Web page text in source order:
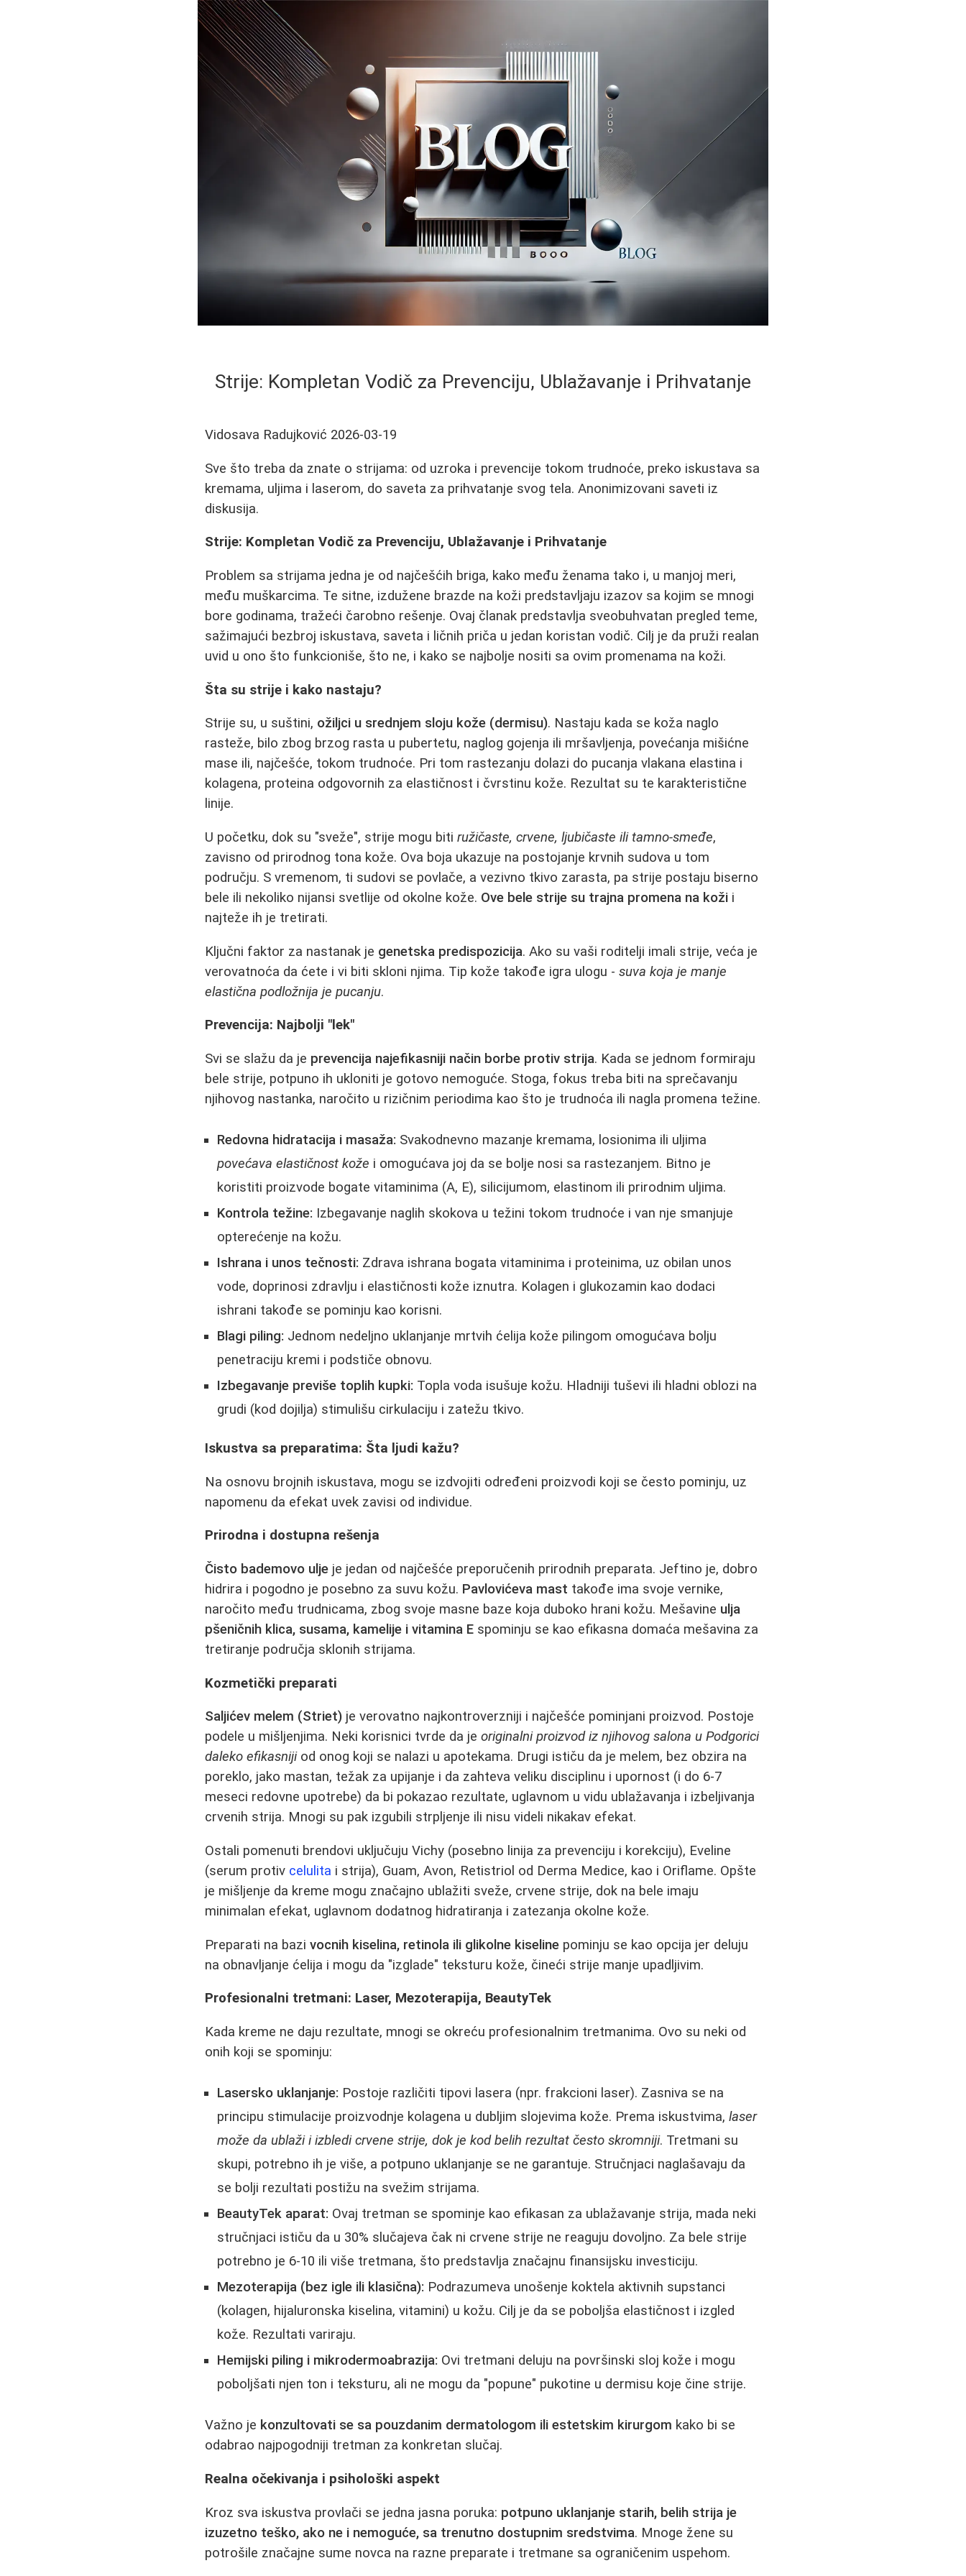
Strije: Kompletan Vodič za Prevenciju, Ublažavanje i Prihvatanje
Vidosava Radujković 2026-03-19
Sve što treba da znate o strijama: od uzroka i prevencije tokom trudnoće, preko iskustava sa
kremama, uljima i laserom, do saveta za prihvatanje svog tela. Anonimizovani saveti iz
diskusija.
Strije: Kompletan Vodič za Prevenciju, Ublažavanje i Prihvatanje
Problem sa strijama jedna je od najčešćih briga, kako među ženama tako i, u manjoj meri,
među muškarcima. Te sitne, izdužene brazde na koži predstavljaju izazov sa kojim se mnogi
bore godinama, tražeći čarobno rešenje. Ovaj članak predstavlja sveobuhvatan pregled teme,
sažimajući bezbroj iskustava, saveta i ličnih priča u jedan koristan vodič. Cilj je da pruži realan
uvid u ono što funkcioniše, što ne, i kako se najbolje nositi sa ovim promenama na koži.
Šta su strije i kako nastaju?
Strije su, u suštini, ožiljci u srednjem sloju kože (dermisu). Nastaju kada se koža naglo
rasteže, bilo zbog brzog rasta u pubertetu, naglog gojenja ili mršavljenja, povećanja mišićne
mase ili, najčešće, tokom trudnoće. Pri tom rastezanju dolazi do pucanja vlakana elastina i
kolagena, proteina odgovornih za elastičnost i čvrstinu kože. Rezultat su te karakteristične
linije.
U početku, dok su "sveže", strije mogu bitiružičaste, crvene, ljubičaste ili tamno-smeđe,
zavisno od prirodnog tona kože. Ova boja ukazuje na postojanje krvnih sudova u tom
području. S vremenom, ti sudovi se povlače, a vezivno tkivo zarasta, pa strije postaju biserno
bele ili nekoliko nijansi svetlije od okolne kože. Ove bele strije su trajna promena na koži i
najteže ih je tretirati.
Ključni faktor za nastanak je genetska predispozicija. Ako su vaši roditelji imali strije, veća je
verovatnoća da ćete i vi biti skloni njima. Tip kože takođe igra ulogu -suva koja je manje
elastična podložnija je pucanju.
Prevencija: Najbolji "lek"
Svi se slažu da je prevencija najefikasniji način borbe protiv strija. Kada se jednom formiraju
bele strije, potpuno ih ukloniti je gotovo nemoguće. Stoga, fokus treba biti na sprečavanju
njihovog nastanka, naročito u rizičnim periodima kao što je trudnoća ili nagla promena težine.
Redovna hidratacija i masaža: Svakodnevno mazanje kremama, losionima ili uljima
povećava elastičnost kože i omogućava joj da se bolje nosi sa rastezanjem. Bitno je
koristiti proizvode bogate vitaminima (A, E), silicijumom, elastinom ili prirodnim uljima.
Kontrola težine: Izbegavanje naglih skokova u težini tokom trudnoće i van nje smanjuje
opterećenje na kožu.
Ishrana i unos tečnosti: Zdrava ishrana bogata vitaminima i proteinima, uz obilan unos
vode, doprinosi zdravlju i elastičnosti kože iznutra. Kolagen i glukozamin kao dodaci
ishrani takođe se pominju kao korisni.
Blagi piling: Jednom nedeljno uklanjanje mrtvih ćelija kože pilingom omogućava bolju
penetraciju kremi i podstiče obnovu.
Izbegavanje previše toplih kupki: Topla voda isušuje kožu. Hladniji tuševi ili hladni oblozi na
grudi (kod dojilja) stimulišu cirkulaciju i zatežu tkivo.
Iskustva sa preparatima: Šta ljudi kažu?
Na osnovu brojnih iskustava, mogu se izdvojiti određeni proizvodi koji se često pominju, uz
napomenu da efekat uvek zavisi od individue.
Prirodna i dostupna rešenja
Čisto bademovo ulje je jedan od najčešće preporučenih prirodnih preparata. Jeftino je, dobro
hidrira i pogodno je posebno za suvu kožu. Pavlovićeva mast takođe ima svoje vernike,
naročito među trudnicama, zbog svoje masne baze koja duboko hrani kožu. Mešavine ulja
pšeničnih klica, susama, kamelije i vitamina E spominju se kao efikasna domaća mešavina za
tretiranje područja sklonih strijama.
Kozmetički preparati
Saljićev melem (Striet) je verovatno najkontroverzniji i najčešće pominjani proizvod. Postoje
podele u mišljenjima. Neki korisnici tvrde da jeoriginalni proizvod iz njihovog salona u Podgorici
daleko efikasnijiod onog koji se nalazi u apotekama. Drugi ističu da je melem, bez obzira na
poreklo, jako mastan, težak za upijanje i da zahteva veliku disciplinu i upornost (i do 6-7
meseci redovne upotrebe) da bi pokazao rezultate, uglavnom u vidu ublažavanja i izbeljivanja
crvenih strija. Mnogi su pak izgubili strpljenje ili nisu videli nikakav efekat.
Ostali pomenuti brendovi uključuju Vichy (posebno linija za prevenciju i korekciju), Eveline
(serum protiv celulita i strija), Guam, Avon, Retistriol od Derma Medice, kao i Oriflame. Opšte
je mišljenje da kreme mogu značajno ublažiti sveže, crvene strije, dok na bele imaju
minimalan efekat, uglavnom dodatnog hidratiranja i zatezanja okolne kože.
Preparati na bazivocnih kiselina, retinola ili glikolne kiseline pominju se kao opcija jer deluju
na obnavljanje ćelija i mogu da "izglade" teksturu kože, čineći strije manje upadljivim.
Profesionalni tretmani: Laser, Mezoterapija, BeautyTek
Kada kreme ne daju rezultate, mnogi se okreću profesionalnim tretmanima. Ovo su neki od
onih koji se spominju:
Lasersko uklanjanje: Postoje različiti tipovi lasera (npr. frakcioni laser). Zasniva se na
principu stimulacije proizvodnje kolagena u dubljim slojevima kože. Prema iskustvima,laser
može da ublaži i izbledi crvene strije, dok je kod belih rezultat često skromniji. Tretmani su
skupi, potrebno ih je više, a potpuno uklanjanje se ne garantuje. Stručnjaci naglašavaju da
se bolji rezultati postižu na svežim strijama.
BeautyTek aparat: Ovaj tretman se spominje kao efikasan za ublažavanje strija, mada neki
stručnjaci ističu da u 30% slučajeva čak ni crvene strije ne reaguju dovoljno. Za bele strije
potrebno je 6-10 ili više tretmana, što predstavlja značajnu finansijsku investiciju.
Mezoterapija (bez igle ili klasična): Podrazumeva unošenje koktela aktivnih supstanci
(kolagen, hijaluronska kiselina, vitamini) u kožu. Cilj je da se poboljša elastičnost i izgled
kože. Rezultati variraju.
Hemijski piling i mikrodermoabrazija: Ovi tretmani deluju na površinski sloj kože i mogu
poboljšati njen ton i teksturu, ali ne mogu da "popune" pukotine u dermisu koje čine strije.
Važno je konzultovati se sa pouzdanim dermatologom ili estetskim kirurgom kako bi se
odabrao najpogodniji tretman za konkretan slučaj.
Realna očekivanja i psihološki aspekt
Kroz sva iskustva provlači se jedna jasna poruka: potpuno uklanjanje starih, belih strija je
izuzetno teško, ako ne i nemoguće, sa trenutno dostupnim sredstvima. Mnoge žene su
potrošile značajne sume novca na razne preparate i tretmane sa ograničenim uspehom.